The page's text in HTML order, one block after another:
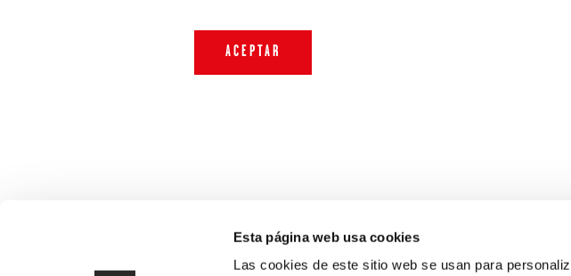
Esta página web usa cookies
Las cookies de este sitio web se usan para